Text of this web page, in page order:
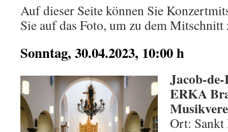
Auf dieser Seite können Sie
Sie auf das Foto, um zu dem Mitschnitt
Sonntag, 30.04.2023, 10:00 h
Jacob-
ERKA
Ort: Sankt